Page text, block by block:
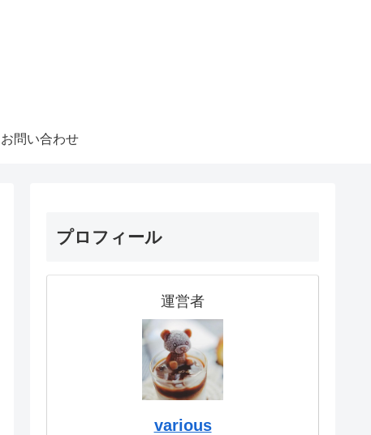
お問い合わせ
プロフィール
運営者
various